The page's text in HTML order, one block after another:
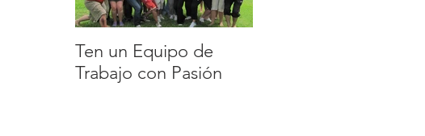
Ten un Equipo de
Trabajo con Pasión